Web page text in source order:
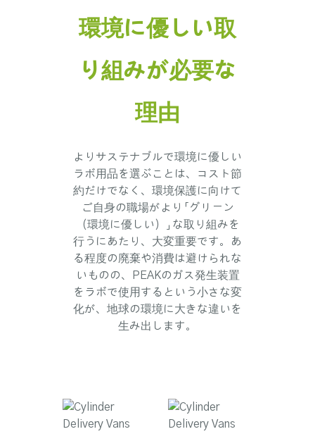
環境に優しい取
り組みが必要な
理由
よりサステナブルで環境に優しい
ラボ用品を選ぶことは、コスト節
約だけでなく、環境保護に向けて
ご自身の職場がより「グリーン
（環境に優しい）」な取り組みを
行うにあたり、大変重要です。あ
る程度の廃棄や消費は避けられな
いものの、PEAKのガス発生装置
をラボで使用するという小さな変
化が、地球の環境に大きな違いを
生み出します。